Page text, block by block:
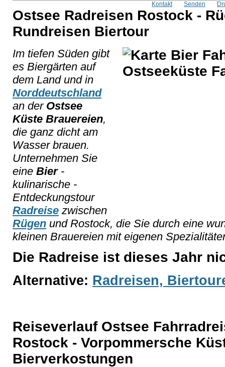
Kontakt Senden
Ostsee Radreisen Rostock -
Rundreisen Biertour
Im tiefen Süden gibt
es Biergärten auf
dem Land und in
Norddeutschland
an der Ostsee
Küste Brauereien,
die ganz dicht am
Wasser brauen.
Unternehmen Sie
eine Bier-
kulinarische -
Entdeckungstour
Radreise zwischen
Rügen und Rostock, die Sie durch eine
kleinen Brauereien mit eigenen
Die Radreise ist dieses Jahr
Alternative: Radreisen,
Reiseverlauf Ostsee
Rostock - Vorpommersche
Bierverkostungen